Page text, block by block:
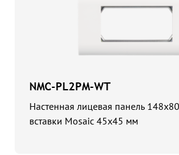
NMC-PL2PM-WT
Настенная лицевая панель
вставки Mosaic 45x45 мм